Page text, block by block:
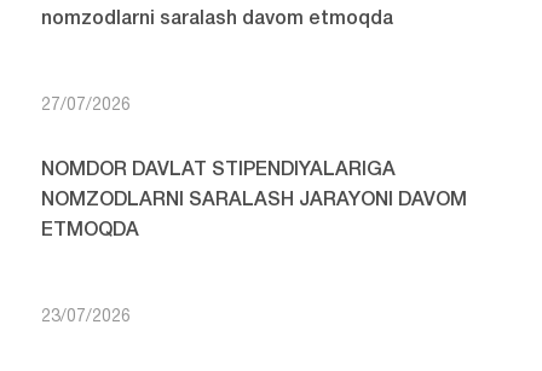
nomzodlarni saralash davom etmoqda
27/07/2026
NOMDOR DAVLAT STIPENDIYALARIGA
NOMZODLARNI SARALASH JARAYONI DAVOM
ETMOQDA
23/07/2026